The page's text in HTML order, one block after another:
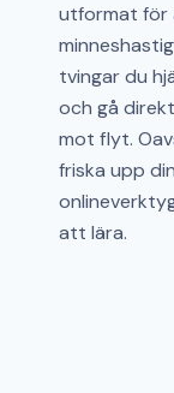
utformat för
tvingar du
och gå
mot flyt.
friska upp
att lära.